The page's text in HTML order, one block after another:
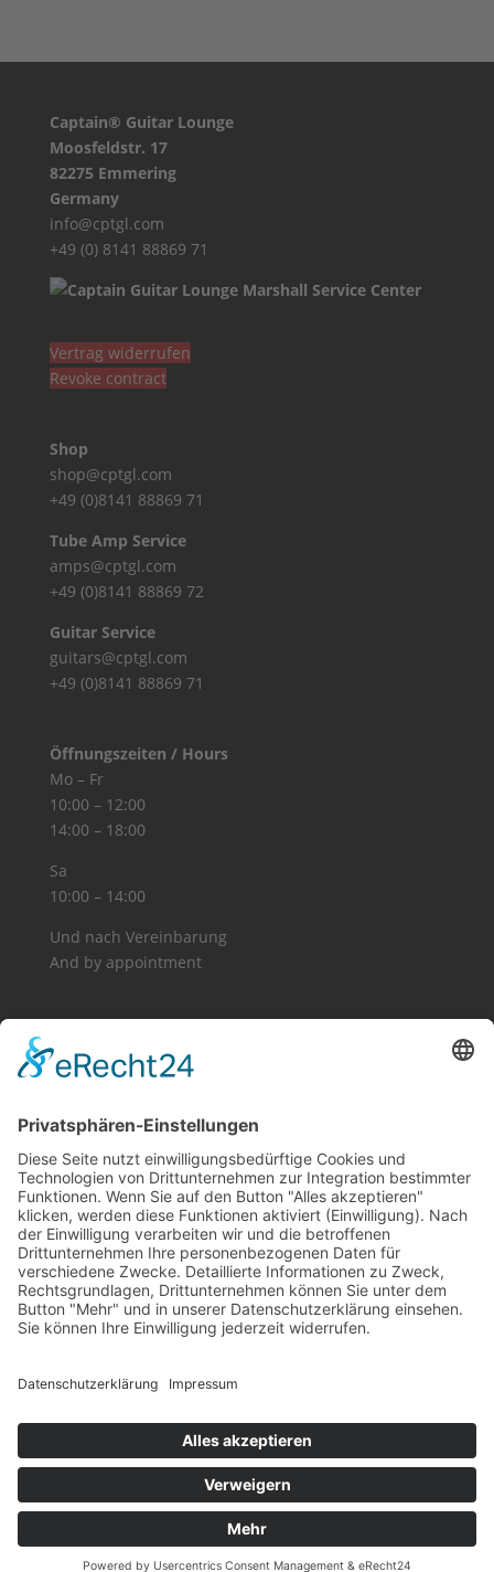
Captain® Guitar Lounge
Moosfeldstr. 17
82275 Emmering
Germany
info@cptgl.com
+49 (0) 8141 88869 71
Vertrag widerrufen
Revoke contract
Shop
shop@cptgl.com
+49 (0)8141 88869 71
Tube Amp Service
amps@cptgl.com
+49 (0)8141 88869 72
Guitar Service
guitars@cptgl.com
+49 (0)8141 88869 71
Öffnungszeiten / Hours
Mo – Fr
10:00 – 12:00
14:00 – 18:00
Sa
10:00 – 14:00
Und nach Vereinbarung
And by appointment
Allgemeine Geschäftsbedingungen
Widerruf
Zahlungsweisen
Versand & Lieferung
Impressum
Datenschutz
Supported by Benz-Net | Designed by Captain Guitar
2026 © Captain® Guitar Lounge | Captain® is a
0
Continue